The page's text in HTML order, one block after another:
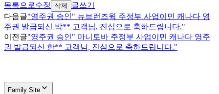
목록으로수정 삭제
글쓰기
다음글"영주권 승인" 뉴브런즈윅 주정부 사업이민 캐나다 영
주권 발급되신 박** 고객님, 진심으로 축하드립니다."
이전글"영주권 승인" 마니토바 주정부 사업이민 캐나다 영주
권 발급되신 한** 고객님, 진심으로 축하드립니다."
Family Site